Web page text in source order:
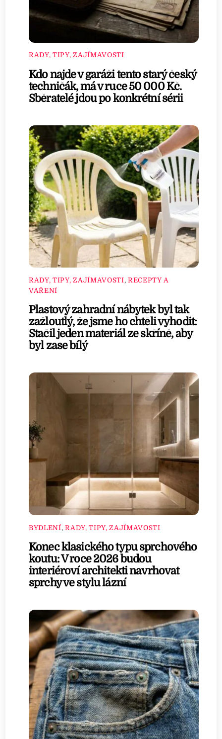
RADY, TIPY, ZAJÍMAVOSTI
Kdo najde v garáži tento starý český
techničák, má v ruce 50 000 Kč.
Sběratelé jdou po konkrétní sérii
RADY, TIPY, ZAJÍMAVOSTI, RECEPTY A
VAŘENÍ
Plastový zahradní nábytek byl tak
zažloutlý, že jsme ho chtěli vyhodit:
Stačil jeden materiál ze skříně, aby
byl zase bílý
BYDLENÍ,RADY, TIPY, ZAJÍMAVOSTI
Konec klasického typu sprchového
koutu: V roce 2026 budou
interiéroví architekti navrhovat
sprchy ve stylu lázní